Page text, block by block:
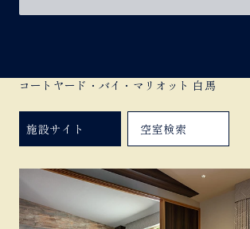
コートヤード・バイ・マリオット 白馬
施設サイト 空室検索